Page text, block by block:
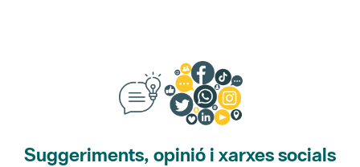
Suggeriments, opinió i xarxes socials